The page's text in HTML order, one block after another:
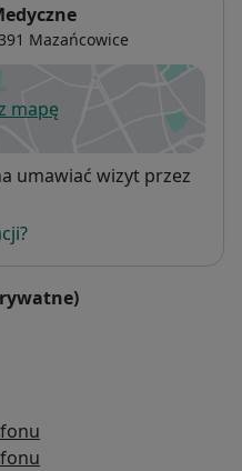
Mazańcowice
mapęsię w nowej karcie
umawiać wizyt przez